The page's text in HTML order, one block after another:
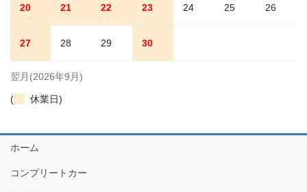
翌月(2026年9月)
20 21 22 23 24 25 26
27 28 29 30
( 休業日)
ホーム
コンプリートカー